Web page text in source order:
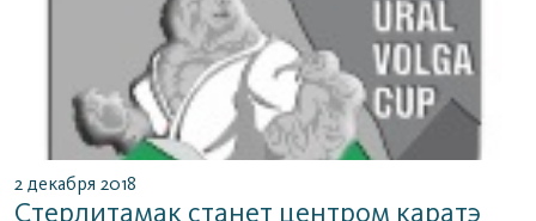
2 декабря 2018
Стерлитамак станет центром каратэ